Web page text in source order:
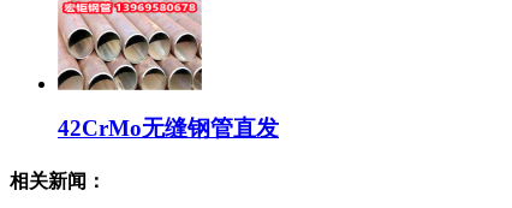
42CrMo无缝钢管直发
相关新闻：